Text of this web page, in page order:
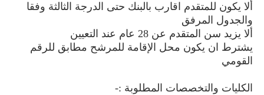
ألا يكون للمتقدم اقارب بالبنك حتى الدرجة الثالثة وفقا
والجدول المرفق
ألا يزيد سن المتقدم عن 28 عام عند التعيين
يشترط ان يكون محل الإقامة للمرشح مطابق للرقم
القومي
الكليات والتخصصات المطلوبة :-